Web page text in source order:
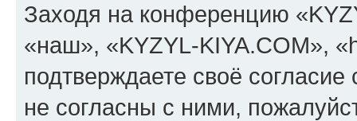
Заходя на конференцию
«наш», «KYZYL-KIYA.COM»,
подтверждаете своё
не согласны с ними,